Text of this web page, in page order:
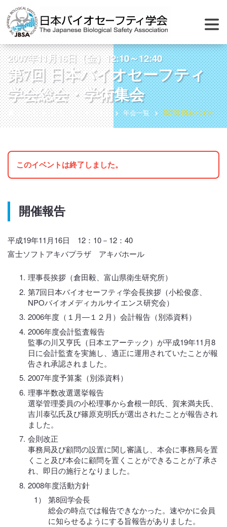
2007年11月16日（金）12:10～12:40
第7回 日本バイオセーフティ
学会総会・学術集会
ホーム 総会・シンポジウム 年会一覧 第7回 日本バイオセ
このイベントは終了しました。
開催報告
平成19年11月16日 12：10－12：40
富士ソフトアキバプラザ アキバホール
理事長挨拶（倉田毅、富山県衛生研究所）
第7回日本バイオセーフティ学会長挨拶（小松俊彦、
NPOバイオメディカルサイエンス研究会）
2006年度（１月―１２月）会計報告（別添資料）
2006年度会計監査報告
監事の川又亨氏（日本エアーテック）が平成19年11月8
日に会計監査を実施し、適正に運用されていたことが報
告され承認されました。
2007年度予算案（別添資料）
理事半数改選選挙報告
選挙管理委員の小松理事から倉根一郎氏、賀来満夫氏、
吉川泰弘氏及び篠原克明氏が選出されたことが報告され
ました。
会則改正
事務局及び顧問の設置に関し審議し、本会に事務局を置
くこと及び本会に顧問を置くことができることが了承さ
れ、即日の施行となりました。
2008年度活動方針
第8回学会長
総会の時点では報告できなかった。速やかに会員
に知らせるようにする旨報告がありました。